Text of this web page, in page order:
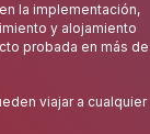
la implementación,
y alojamiento
probada en más de
viajar a cualquier